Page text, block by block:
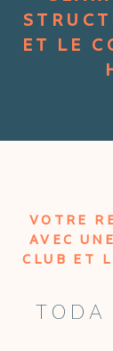
ET LE
VOTRE
AVEC
CLUB ET